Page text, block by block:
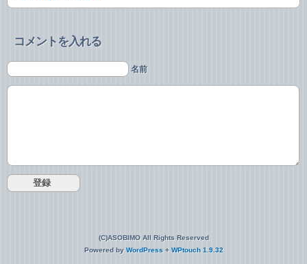
コメントを入れる
名前
(C)ASOBIMO All Rights Reserved
Powered by WordPress + WPtouch 1.9.32